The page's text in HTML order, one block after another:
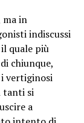
ma in
indiscussi
quale più
chiunque,
vertiginosi
tanti si
a